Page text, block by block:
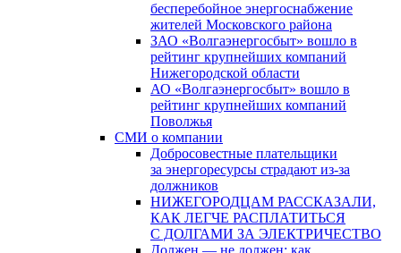
бесперебойное энергоснабжение
жителей Московского района
ЗАО «Волгаэнергосбыт» вошло в
рейтинг крупнейших компаний
Нижегородской области
АО «Волгаэнергосбыт» вошло в
рейтинг крупнейших компаний
Поволжья
СМИ о компании
Добросовестные плательщики
за энергоресурсы страдают из-за
должников
НИЖЕГОРОДЦАМ РАССКАЗАЛИ,
КАК ЛЕГЧЕ РАСПЛАТИТЬСЯ
С ДОЛГАМИ ЗА ЭЛЕКТРИЧЕСТВО